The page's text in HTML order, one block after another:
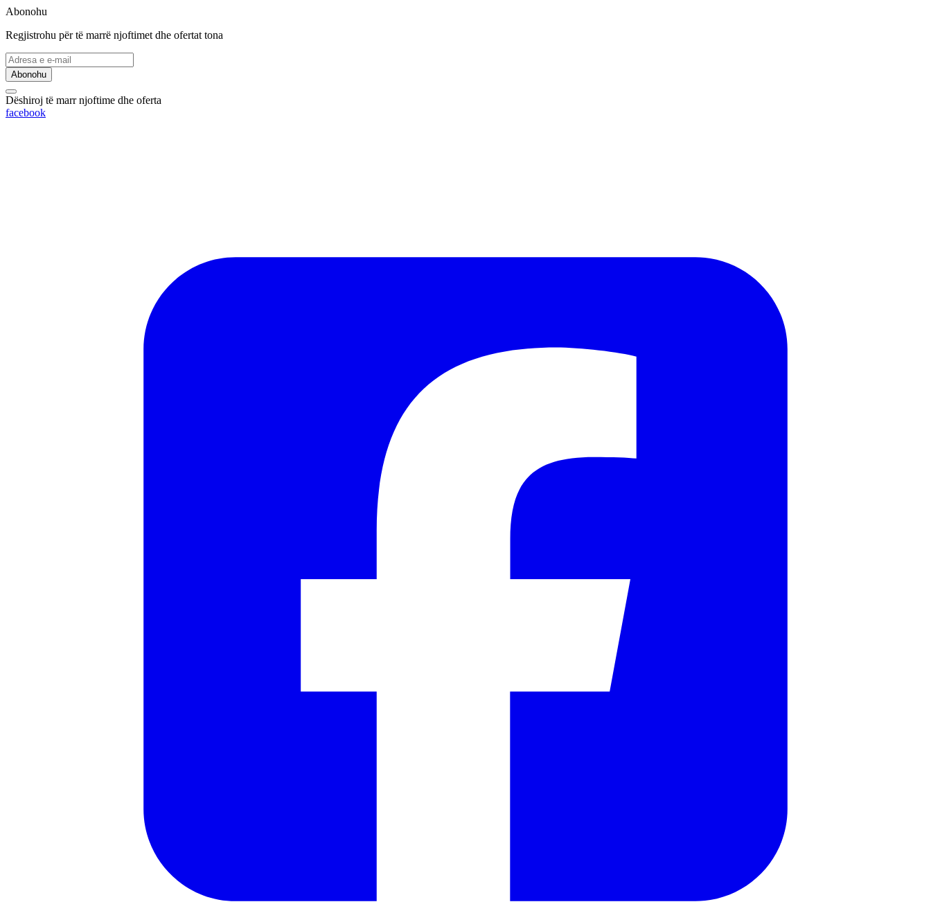
Abonohu
Regjistrohu për të marrë njoftimet dhe ofertat tona
Abonohu
Dëshiroj të marr njoftime dhe oferta
facebook